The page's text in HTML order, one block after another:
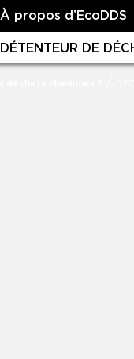
À propos d’EcoDDS
DÉTENTEUR DE